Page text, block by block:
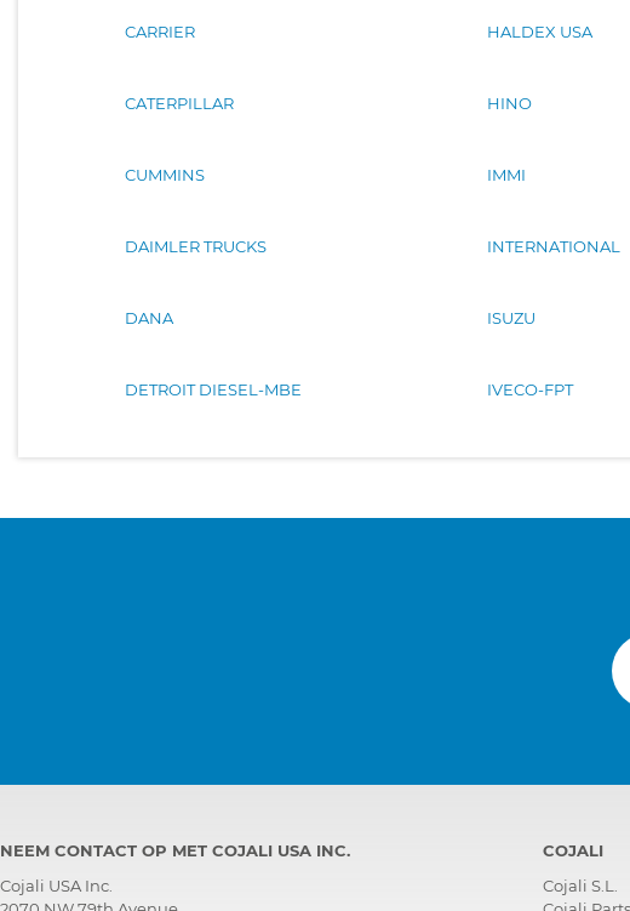
CARRIER
CATERPILLAR
CUMMINS
DAIMLER TRUCKS
DANA
DETROIT DIESEL-MBE
HALDEX USA
HINO
IMMI
INTERNATIONAL
ISUZU
IVECO-FPT
NEEM CONTACT OP MET COJALI USA INC.
Cojali USA Inc.
COJALI
Cojali S.L.